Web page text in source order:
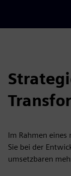
Im Rahmen
Sie bei der
umsetzbaren